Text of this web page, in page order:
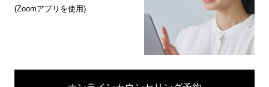
(Zoomアプリを使用)